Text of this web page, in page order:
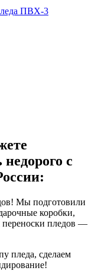
ПВХ-3
с
Мы подготовили
коробки,
переноски пледов —
пледа, сделаем